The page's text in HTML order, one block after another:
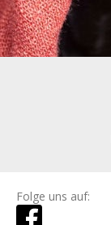
Folge uns auf: